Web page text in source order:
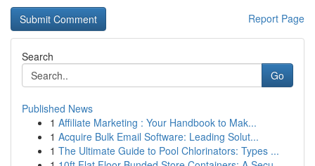
Report Page
Search
Go
Published News
1 Affiliate Marketing : Your Handbook to Mak...
1 Acquire Bulk Email Software: Leading Solut...
1 The Ultimate Guide to Pool Chlorinators: Types ...